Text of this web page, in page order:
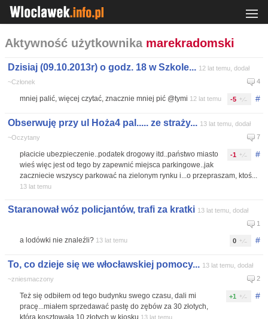
Aktywność użytkownika marekradomski
Dzisiaj (09.10.2013r) o godz. 18 w Szkole... 12 lat temu, dodał
~Członek
4
#
-5
mniej palić, więcej czytać, znacznie mniej pić @tymi 12 lat temu
Obserwuję przy ul Hoża4 pal..... ze straży... 13 lat temu, dodał
~Oczytany
7
#
-1
płacicie ubezpieczenie..podatek drogowy itd..państwo miasto
wieś więc jest od tego by zapewnić miejsca parkingowe..jak
zaczniecie wszyscy parkować na zielonym rynku i...o przepraszam, ktoś...
13 lat temu
Staranował wóz policjantów, trafi za kratki 13 lat temu, dodał
1
#
0
a lodówki nie znaleźli? 13 lat temu
To, co dzieje się we włocławskiej pomocy... 13 lat temu, dodał
~zniesmaczony
2
#
+1
Też się odbiłem od tego budynku swego czasu, dali mi
pracę...miałem sprzedawać pastę do zębów za 30 złotych,
która kosztowała 10 złotych w kiosku 13 lat temu